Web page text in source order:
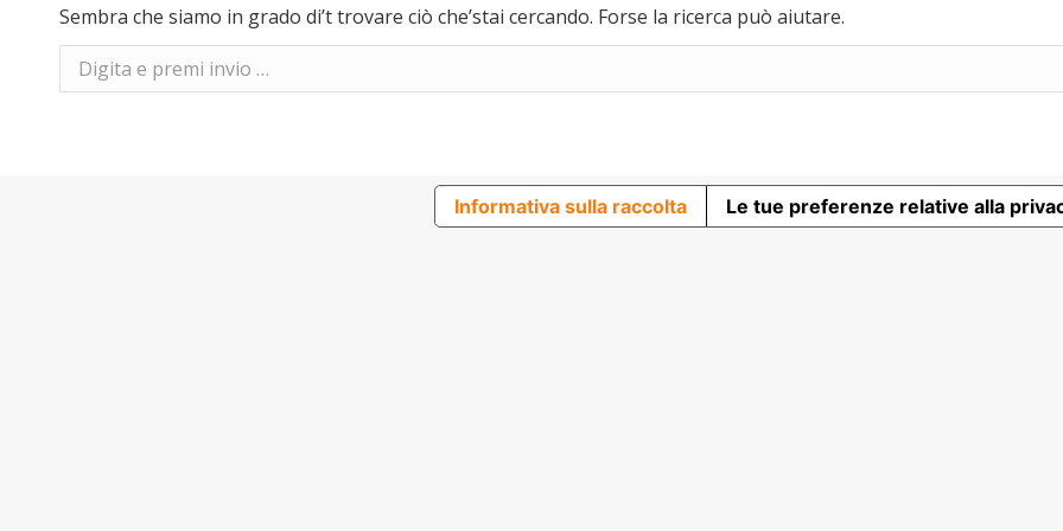
Sembra che siamo in grado di’t trovare ciò che’stai cercando. Forse la ricerca può aiutare.
Search:
Informativa sulla raccolta Le tue preferenze relative alla